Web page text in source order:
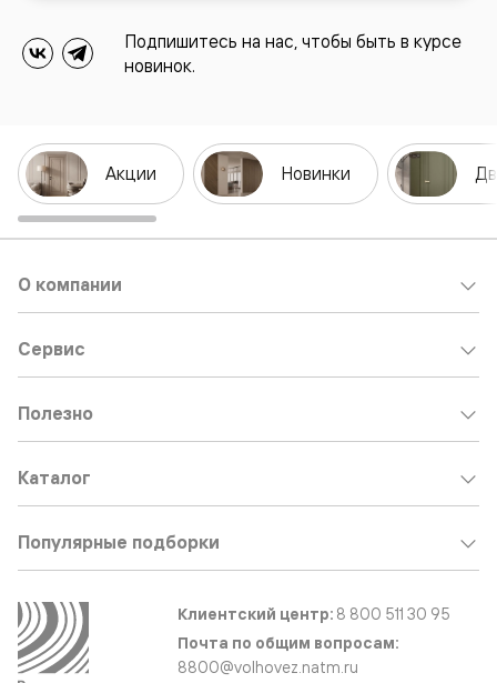
Подпишитесь на нас, чтобы быть в курсе
новинок.
Акции Новинки
О компании
Сервис
Полезно
Каталог
Популярные подборки
Клиентский центр: 8 800 511 30 95
Почта по общим вопросам:
8800@volhovez.natm.ru